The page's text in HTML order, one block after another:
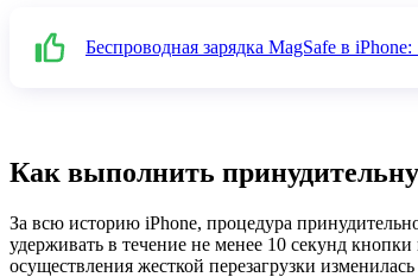
Беспроводная зарядка MagSafe в
Как выполнить
За всю историю iPhone, процедура
удерживать в течение не менее 10 секунд
осуществления жесткой перезагрузки